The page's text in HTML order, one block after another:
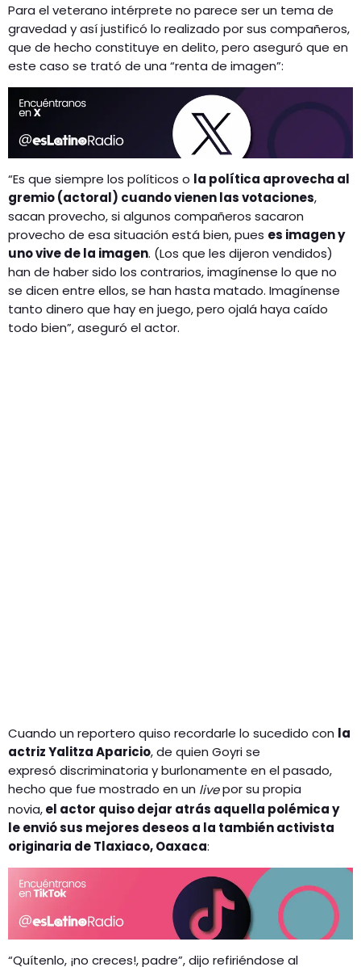
Para el veterano intérprete no parece ser un tema de
gravedad y así justificó lo realizado por sus compañeros,
que de hecho constituye en delito, pero aseguró que en
este caso se trató de una “renta de imagen”:
“Es que siempre los políticos o la política aprovecha al
gremio (actoral) cuando vienen las votaciones,
sacan provecho, si algunos compañeros sacaron
provecho de esa situación está bien, pues es imagen y
uno vive de la imagen. (Los que les dijeron vendidos)
han de haber sido los contrarios, imagínense lo que no
se dicen entre ellos, se han hasta matado. Imagínense
tanto dinero que hay en juego, pero ojalá haya caído
todo bien”, aseguró el actor.
Cuando un reportero quiso recordarle lo sucedido con la
actriz Yalitza Aparicio, de quien Goyri se
expresó discriminatoria y burlonamente en el pasado,
hecho que fue mostrado en un livepor su propia
novia,el actor quiso dejar atrás aquella polémica y
le envió sus mejores deseos a la también activista
originaria de Tlaxiaco, Oaxaca:
“Quítenlo, ¡no creces!, padre”, dijo refiriéndose al